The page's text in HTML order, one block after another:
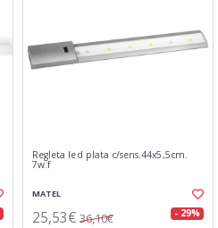
Regleta led plata c/sens.44x5,5cm.
7w.f
MATEL
25,53€ 36,10€ - 29%